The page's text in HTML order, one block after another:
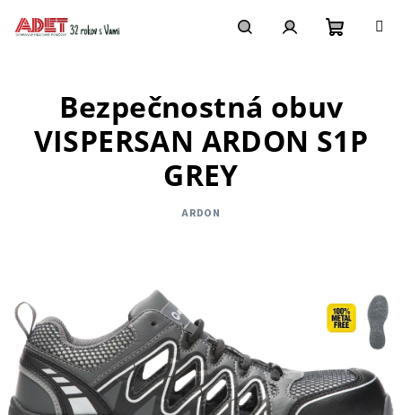
košík
Bezpečnostná obuv
VISPERSAN ARDON S1P
GREY
ARDON